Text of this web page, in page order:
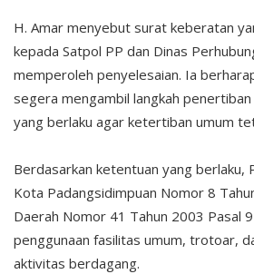
H. Amar menyebut surat keberatan
kepada Satpol PP dan Dinas
memperoleh penyelesaian. Ia
segera mengambil langkah
yang berlaku agar ketertiban umum
Berdasarkan ketentuan yang berlaku,
Kota Padangsidimpuan Nomor 8
Daerah Nomor 41 Tahun 2003 Pasal
penggunaan fasilitas umum, trotoar,
aktivitas berdagang.